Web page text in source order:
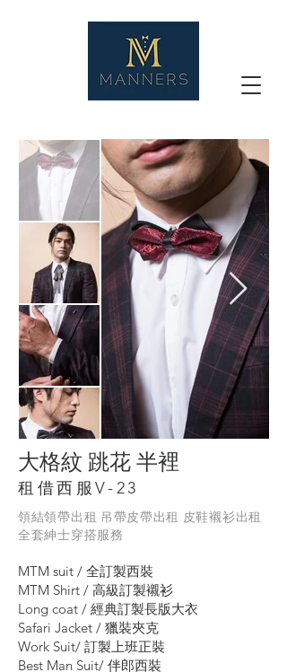
大格紋 跳花 半裡
租借西服V-23
領結領帶出租 吊帶皮帶出租 皮鞋襯衫出租
全套紳士穿搭服務 ​
MTM suit / 全訂製西裝
MTM Shirt / 高級訂製襯衫
Long coat / 經典訂製長版大衣
Safari Jacket / 獵裝夾克
Work Suit/ 訂製上班正裝
Best Man Suit/ 伴郎西裝